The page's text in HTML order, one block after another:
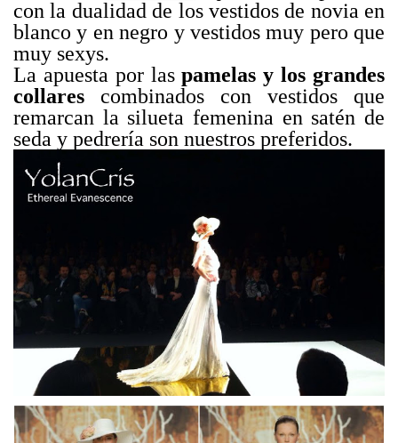
con la dualidad de los vestidos de novia en
blanco y en negro y vestidos muy pero que
muy sexys.
La apuesta por laspamelas y los grandes
collares combinados con vestidos que
remarcan la silueta femenina en satén de
seda y pedrería son nuestros preferidos.